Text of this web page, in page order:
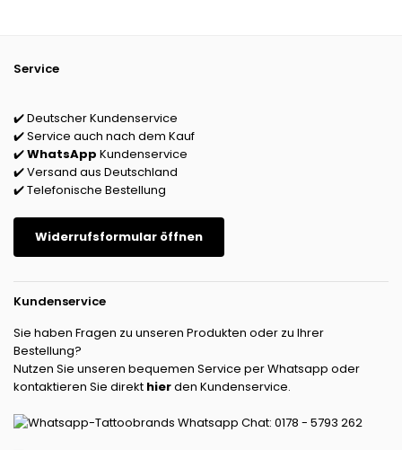
Service
✔️ Deutscher Kundenservice
✔️ Service auch nach dem Kauf
✔️WhatsApp Kundenservice
✔️ Versand aus Deutschland
✔️ Telefonische Bestellung
Widerrufsformular öffnen
Kundenservice
Sie haben Fragen zu unseren Produkten oder zu Ihrer
Bestellung?
Nutzen Sie unseren bequemen Service per Whatsapp oder
kontaktieren Sie direkt hierden Kundenservice.
Whatsapp Chat: 0178 - 5793 262